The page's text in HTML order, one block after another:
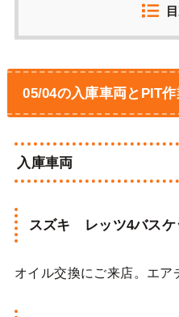
05/04の入庫車両とPIT
入庫車両
スズキ レッツ4バスケ
オイル交換にご来店。エア